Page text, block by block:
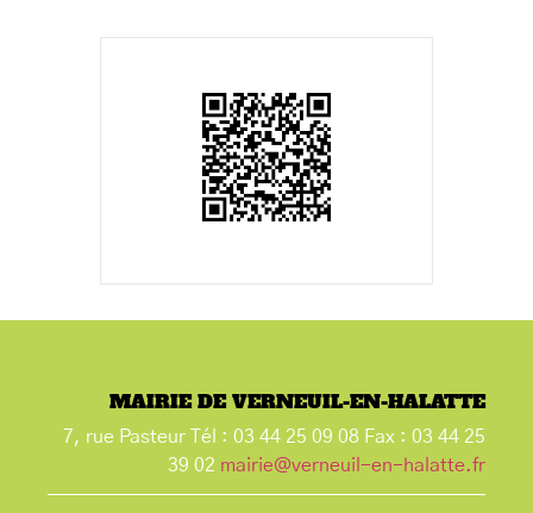
MAIRIE DE VERNEUIL-EN-HALATTE
7, rue Pasteur Tél : 03 44 25 09 08 Fax : 03 44 25
39 02 mairie@verneuil-en-halatte.fr